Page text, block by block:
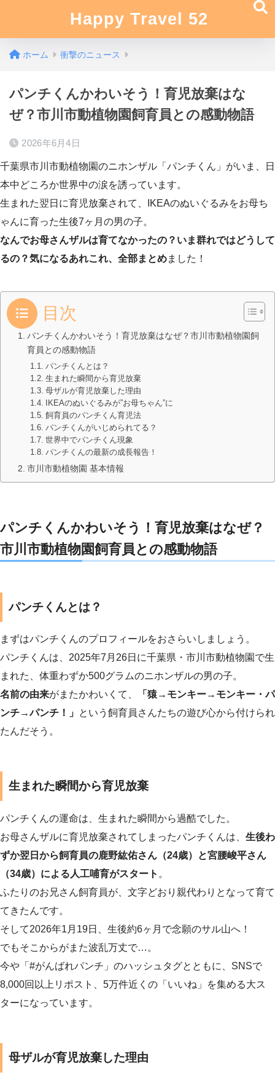
Happy Travel 52
ホーム 衝撃のニュース
パンチくんかわいそう！育児放棄はな
ぜ？市川市動植物園飼育員との感動物語
2026年6月4日
千葉県市川市動植物園のニホンザル「パンチくん」がいま、日
本中どころか世界中の涙を誘っています。
生まれた翌日に育児放棄されて、IKEAのぬいぐるみをお母ち
ゃんに育った生後7ヶ月の男の子。
なんでお母さんザルは育てなかったの？いま群れではどうして
るの？気になるあれこれ、全部まとめました！
目次
パンチくんかわいそう！育児放棄はなぜ？市川市動植物園飼
育員との感動物語
パンチくんとは？
生まれた瞬間から育児放棄
母ザルが育児放棄した理由
IKEAのぬいぐるみが”お母ちゃん”に
飼育員のパンチくん育児法
パンチくんがいじめられてる？
世界中でパンチくん現象
パンチくんの最新の成長報告！
市川市動植物園 基本情報
パンチくんかわいそう！育児放棄はなぜ？
市川市動植物園飼育員との感動物語
パンチくんとは？
まずはパンチくんのプロフィールをおさらいしましょう。
パンチくんは、2025年7月26日に千葉県・市川市動植物園で生
まれた、体重わずか500グラムのニホンザルの男の子。
名前の由来がまたかわいくて、
「猿→モンキー→モンキー・パ
ンチ→パンチ！」 という飼育員さんたちの遊び心から付けられ
たんだそう。
生まれた瞬間から育児放棄
パンチくんの運命は、生まれた瞬間から過酷でした。
お母さんザルに育児放棄されてしまったパンチくんは、 生後わ
ずか翌日から飼育員の鹿野紘佑さん（24歳）と宮腰峻平さん
（34歳）による人工哺育がスタート 。
ふたりのお兄さん飼育員が、文字どおり親代わりとなって育て
てきたんです。
そして2026年1月19日、生後約6ヶ月で念願のサル山へ！
でもそこからがまた波乱万丈で…。
今や「#がんばれパンチ」のハッシュタグとともに、SNSで
8,000回以上リポスト、5万件近くの「いいね」を集める大ス
ターになっています。
母ザルが育児放棄した理由